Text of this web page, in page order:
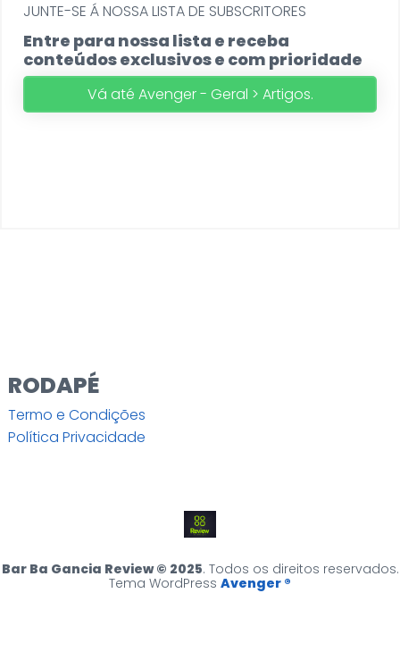
JUNTE-SE Á NOSSA LISTA DE SUBSCRITORES
Entre para nossa lista e receba
conteúdos exclusivos e com prioridade
Vá até Avenger - Geral > Artigos.
RODAPÉ
Termo e Condições
Política Privacidade
Bar Ba Gancia Review © 2025. Todos os direitos reservados.
Tema WordPress Avenger ®